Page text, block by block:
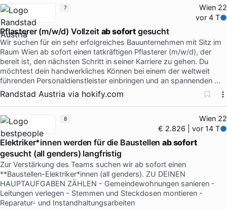
Wien 22
vor 4 T
Pflasterer (m/w/d) Vollzeit ab sofort gesucht
Wir suchen für ein sehr erfolgreiches Bauunternehmen mit Sitz im
Raum Wien ab sofort einen tatkräftigen Pflasterer (m/w/d), der
bereit ist, den nächsten Schritt in seiner Karriere zu gehen. Du
möchtest dein handwerkliches Können bei einem der weltweit
führenden Personaldienstleister einbringen und an spannenden …
Randstad Austria via hokify.com
7
Wien 22
€ 2.826 | vor 14 T
Elektriker*innen werden für die Baustellenab sofort
gesucht (all genders) langfristig
Zur Verstärkung des Teams suchen wir ab sofort einen
**Baustellen-Elektriker*innen (all genders). ZU DEINEN
HAUPTAUFGABEN ZÄHLEN - Gemeindewohnungen sanieren -
Leitungen verlegen - Stemmen und Steckdosen montieren -
Reparatur- und Instandhaltungsarbeiten
8